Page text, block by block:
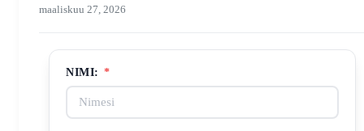
maaliskuu 27, 2026
NIMI: *